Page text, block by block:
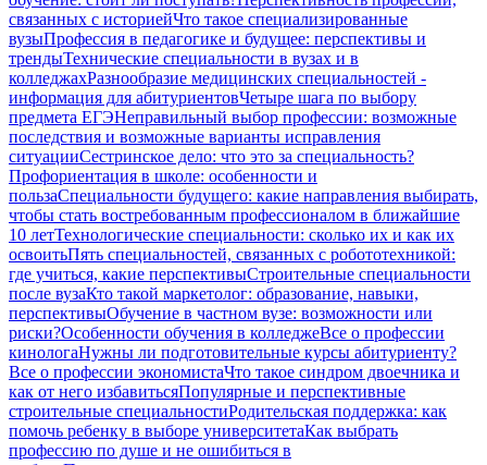
связанных с историейЧто такое специализированные
вузыПрофессия в педагогике и будущее: перспективы и
трендыТехнические специальности в вузах и в
колледжахРазнообразие медицинских специальностей -
информация для абитуриентовЧетыре шага по выбору
предмета ЕГЭНеправильный выбор профессии: возможные
последствия и возможные варианты исправления
ситуацииСестринское дело: что это за специальность?
Профориентация в школе: особенности и
пользаСпециальности будущего: какие направления выбирать,
чтобы стать востребованным профессионалом в ближайшие
10 летТехнологические специальности: сколько их и как их
освоитьПять специальностей, связанных с робототехникой:
где учиться, какие перспективыСтроительные специальности
после вузаКто такой маркетолог: образование, навыки,
перспективыОбучение в частном вузе: возможности или
риски?Особенности обучения в колледжеВсе о профессии
кинологаНужны ли подготовительные курсы абитуриенту?
Все о профессии экономистаЧто такое синдром двоечника и
как от него избавитьсяПопулярные и перспективные
строительные специальностиРодительская поддержка: как
помочь ребенку в выборе университетаКак выбрать
профессию по душе и не ошибиться в